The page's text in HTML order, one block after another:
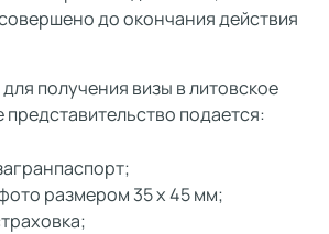
до окончания действия
получения визы в литовское
подается:
размером 35 х 45 мм;